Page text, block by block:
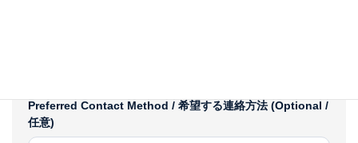
Preferred Contact Method / 希望する連絡方法 (Optional /
任意)